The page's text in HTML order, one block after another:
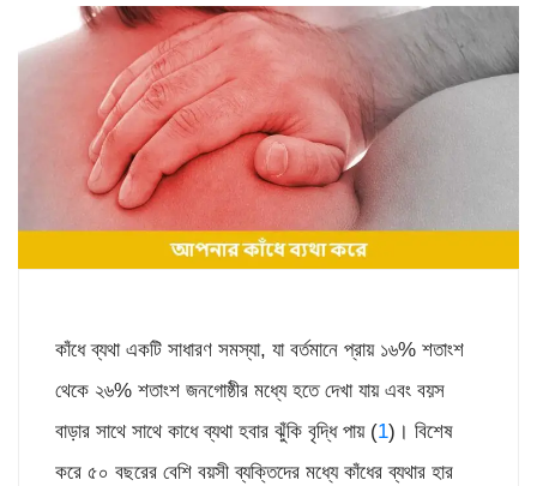
কাঁধে ব্যথা একটি সাধারণ সমস্যা, যা বর্তমানে প্রায় ১৬% শতাংশ
থেকে ২৬% শতাংশ জনগোষ্ঠীর মধ্যে হতে দেখা যায় এবং বয়স
বাড়ার সাথে সাথে কাধে ব্যথা হবার ঝুঁকি বৃদ্ধি পায় (1)। বিশেষ
করে ৫০ বছরের বেশি বয়সী ব্যক্তিদের মধ্যে কাঁধের ব্যথার হার